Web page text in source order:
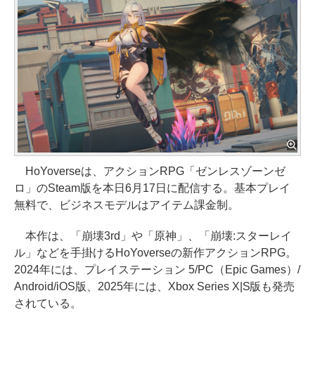
HoYoverseは、アクションRPG「ゼンレスゾーンゼ
ロ」のSteam版を本日6月17日に配信する。基本プレイ
無料で、ビジネスモデルはアイテム課金制。
本作は、「崩壊3rd」や「原神」、「崩壊:スターレイ
ル」などを手掛けるHoYoverseの新作アクションRPG。
2024年には、プレイステーション 5/PC（Epic Games）/
Android/iOS版、2025年には、Xbox Series X|S版も発売
されている。